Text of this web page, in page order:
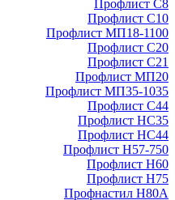
Профлист С8
Профлист С10
Профлист МП18-1100
Профлист С20
Профлист С21
Профлист МП20
Профлист МП35-1035
Профлист С44
Профлист НС35
Профлист НС44
Профлист Н57-750
Профлист Н60
Профлист Н75
Профнастил Н80А